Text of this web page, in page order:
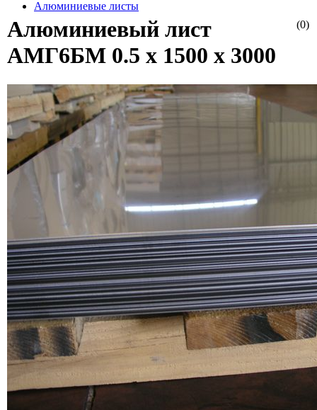
Алюминиевые листы
(0)
Алюминиевый лист
АМГ6БМ 0.5 х 1500 х 3000